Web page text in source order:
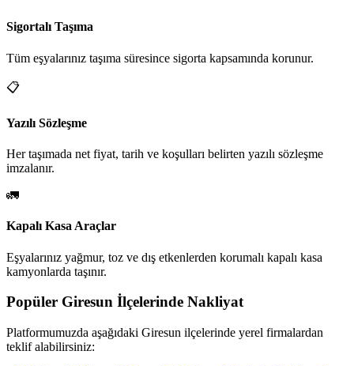
Sigortalı Taşıma
Tüm eşyalarınız taşıma süresince sigorta kapsamında korunur.
📋
Yazılı Sözleşme
Her taşımada net fiyat, tarih ve koşulları belirten yazılı sözleşme
imzalanır.
🚛
Kapalı Kasa Araçlar
Eşyalarınız yağmur, toz ve dış etkenlerden korumalı kapalı kasa
kamyonlarda taşınır.
Popüler Giresun İlçelerinde Nakliyat
Platformumuzda aşağıdaki Giresun ilçelerinde yerel firmalardan
teklif alabilirsiniz: